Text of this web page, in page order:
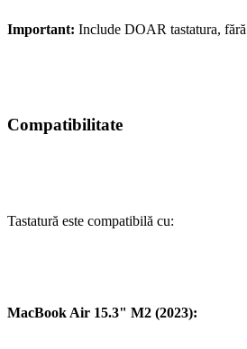
Important: Include DOAR tastatura, fără
Compatibilitate
Tastatură este compatibilă cu:
MacBook Air 15.3" M2 (2023):